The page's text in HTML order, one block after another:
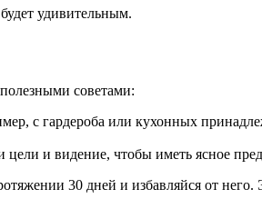
удивительным.
советами:
с гардероба или кухонных
и видение, чтобы иметь ясное
30 дней и избавляйся от него.